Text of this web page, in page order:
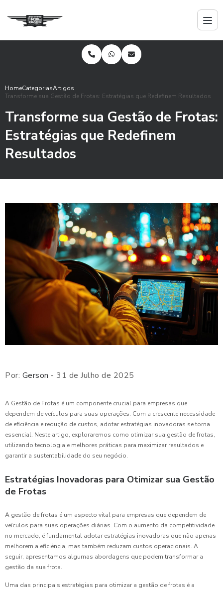
HomeCategoriasArtigos
Transforme sua Gestão de Frotas: Estratégias que Redefinem Resultados
Transforme sua Gestão de Frotas:
Estratégias que Redefinem
Resultados
Por: Gerson - 31 de Julho de 2025
A Gestão de Frotas é um componente crucial para empresas que
dependem de veículos para suas operações. Com a crescente necessidade
de eficiência e redução de custos, adotar estratégias inovadoras se torna
essencial. Neste artigo, exploraremos como otimizar sua gestão de frotas,
utilizando tecnologia e melhores práticas para maximizar resultados e
garantir a sustentabilidade do seu negócio.
Estratégias Inovadoras para Otimizar sua Gestão
de Frotas
A gestão de frotas é um aspecto vital para empresas que dependem de
veículos para suas operações diárias. Com o aumento da competitividade
no mercado, é fundamental adotar estratégias inovadoras que não apenas
melhorem a eficiência, mas também reduzam custos operacionais. A
seguir, apresentamos algumas abordagens que podem transformar a
gestão da sua frota.
Uma das principais estratégias para otimizar a gestão de frotas é a